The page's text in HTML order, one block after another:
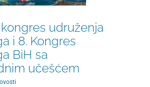
BiH sa
međunarodnim
učešćem
udruženja
i 8. Kongres
BiH sa
učešćem